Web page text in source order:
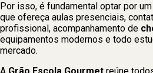
Por isso, é fundamental optar por um
que ofereça aulas presenciais,
profissional, acompanhamento de
equipamentos modernos e todo
mercado.